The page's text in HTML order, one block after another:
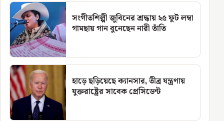
সংগীতশিল্পী জুবিনের শ্রদ্ধায় ২৫ ফুট লম্বা
গামছায় গান বুনেছেন নারী তাঁতি
হাড়ে ছড়িয়েছে ক্যানসার, তীব্র যন্ত্রণায়
যুক্তরাষ্ট্রের সাবেক প্রেসিডেন্ট